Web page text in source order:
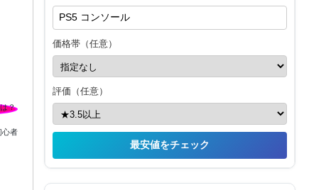
心者
価格帯（任意）
評価（任意）
最安値をチェック